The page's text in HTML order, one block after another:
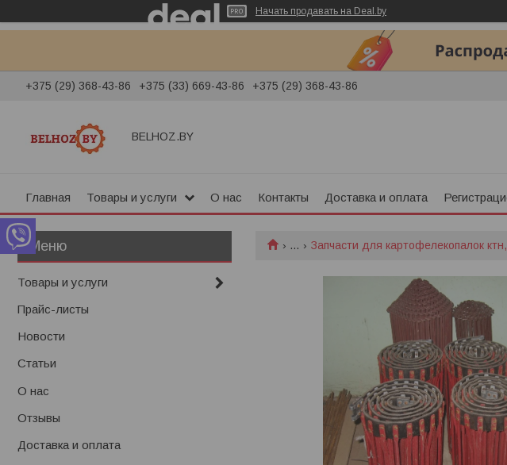
Начать продавать на Deal.by
+375 (29) 368-43-86 +375 (33) 669-43-86 +375 (29) 368-43-86
BELHOZ.BY
Главная Товары и услуги О нас Контакты Доставка и оплата
... Запчасти для картофелекопалок
Товары и услуги
Прайс-листы
Новости
Статьи
О нас
Отзывы
Доставка и оплата